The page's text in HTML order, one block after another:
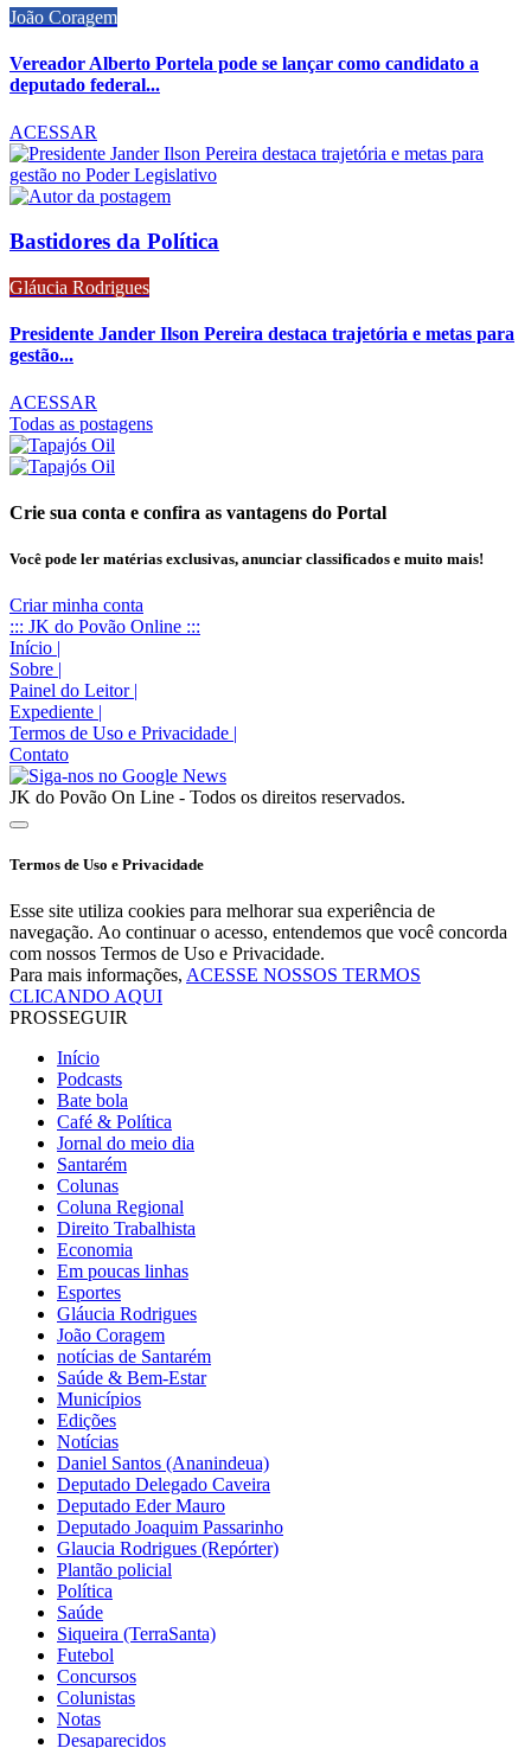
João Coragem
Vereador Alberto Portela pode se lançar como candidato a
deputado federal...
ACESSAR
Bastidores da Política
Gláucia Rodrigues
Presidente Jander Ilson Pereira destaca trajetória e metas para
gestão...
ACESSAR
Todas as postagens
Crie sua conta e confira as vantagens do Portal
Você pode ler matérias exclusivas, anunciar classificados e muito mais!
Criar minha conta
::: JK do Povão Online :::
Início |
Sobre |
Painel do Leitor |
Expediente |
Termos de Uso e Privacidade |
Contato
JK do Povão On Line - Todos os direitos reservados.
Termos de Uso e Privacidade
Esse site utiliza cookies para melhorar sua experiência de
navegação. Ao continuar o acesso, entendemos que você concorda
com nossos Termos de Uso e Privacidade.
Para mais informações, ACESSE NOSSOS TERMOS
CLICANDO AQUI
PROSSEGUIR
Início
Podcasts
Bate bola
Café & Política
Jornal do meio dia
Santarém
Colunas
Coluna Regional
Direito Trabalhista
Economia
Em poucas linhas
Esportes
Gláucia Rodrigues
João Coragem
notícias de Santarém
Saúde & Bem-Estar
Municípios
Edições
Notícias
Daniel Santos (Ananindeua)
Deputado Delegado Caveira
Deputado Eder Mauro
Deputado Joaquim Passarinho
Glaucia Rodrigues (Repórter)
Plantão policial
Política
Saúde
Siqueira (TerraSanta)
Futebol
Concursos
Colunistas
Notas
Desaparecidos